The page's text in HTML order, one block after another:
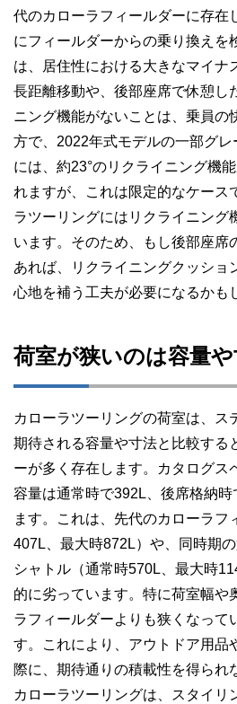
代のカローラフィールダーに存在
にフィールダーからの乗り換えを
は、居住性における大きなマイナ
長距離移動や、後部座席で休憩し
ニング機能がないことは、乗員の
方で、2022年式モデルの一部グレ
には、約23°のリクライニング機
れますが、これは限定的なケース
ラツーリングにはリクライニング
います。そのため、もし後部座席
あれば、リクライニングクッショ
心地を補う工夫が必要になるかも
荷室が狭いのは容量
カローラツーリングの荷室は、ス
期待される容量や寸法と比較する
ーが多く存在します。カタログス
容量は通常時で392L、後席格納
ます。これは、先代のカローラフ
407L、最大時872L）や、同時期
シャトル（通常時570L、最大時
的に劣っています。特に荷室幅や
ラフィールダーよりも狭くなって
す。これにより、アウトドア用品
際に、期待通りの積載性を得られ
カローラツーリングは、スタイリ